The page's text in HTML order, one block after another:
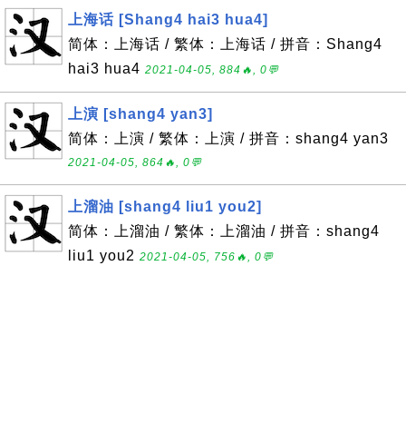
上海话 [Shang4 hai3 hua4]
简体：上海话 / 繁体：上海话 / 拼音：Shang4
hai3 hua4 2021-04-05, 884🔥, 0💬
上演 [shang4 yan3]
简体：上演 / 繁体：上演 / 拼音：shang4 yan3
2021-04-05, 864🔥, 0💬
上溜油 [shang4 liu1 you2]
简体：上溜油 / 繁体：上溜油 / 拼音：shang4
liu1 you2 2021-04-05, 756🔥, 0💬